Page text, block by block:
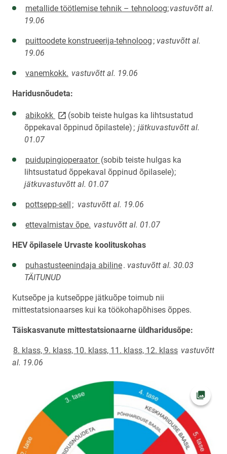
metallide töötlemise tehnik – tehnoloog;vastuvõtt al.
19.06
puittoodete konstrueerija-tehnoloog ; vastuvõtt al.
19.06
vanemkokk. vastuvõtt al. 19.06
Haridusnõudeta:
abikokk link opens on new page
(sobib teiste hulgas ka lihtsustatud
õppekaval õppinud õpilastele) ; jätkuvastuvõtt al.
01.07
puidupingioperaator (sobib teiste hulgas ka
lihtsustatud õppekaval õppinud õpilasele);
jätkuvastuvõtt al. 01.07
pottsepp-sell ; vastuvõtt al. 19.06
ettevalmistav õpe. vastuvõtt al. 01.07
HEV õpilasele Urvaste koolituskohas
puhastusteenindaja abiline. vastuvõtt al. 30.03
TÄITUNUD
Kutseõpe ja kutseõppe jätkuõpe toimub nii
mittestatsionaarses kui ka töökohapõhises õppes.
Täiskasvanute mittestatsionaarne üldharidusõpe:
8. klass, 9. klass, 10. klass, 11. klass, 12. klass vastuvõtt
al. 19.06
Ava